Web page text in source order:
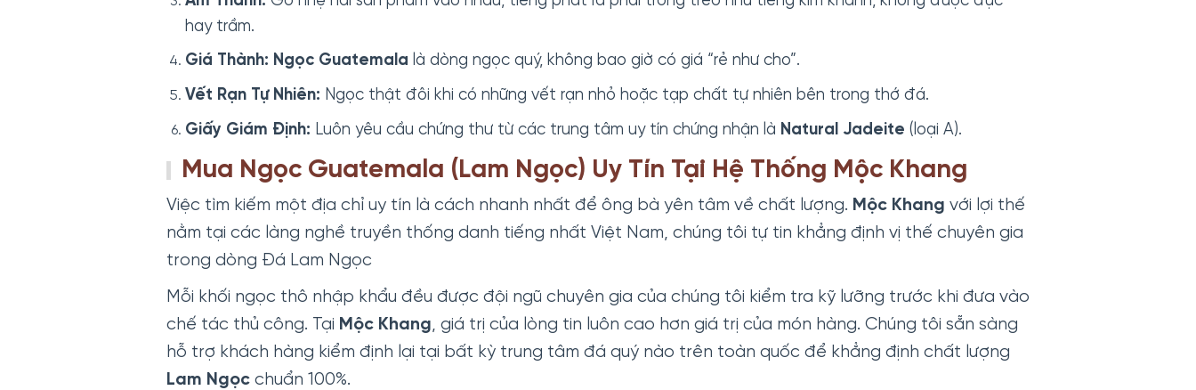
hay trầm.
Giá Thành: Ngọc Guatemala là dòng ngọc quý, không bao giờ có giá “rẻ như cho”.
Vết Rạn Tự Nhiên: Ngọc thật đôi khi có những vết rạn nhỏ hoặc tạp chất tự nhiên bên trong thớ đá.
Giấy Giám Định: Luôn yêu cầu chứng thư từ các trung tâm uy tín chứng nhận là Natural Jadeite (loại A).
Mua Ngọc Guatemala (Lam Ngọc) Uy Tín Tại Hệ Thống Mộc Khang
Việc tìm kiếm một địa chỉ uy tín là cách nhanh nhất để ông bà yên tâm về chất lượng. Mộc Khang với lợi thế
nằm tại các làng nghề truyền thống danh tiếng nhất Việt Nam, chúng tôi tự tin khẳng định vị thế chuyên gia
trong dòng Đá Lam Ngọc
Mỗi khối ngọc thô nhập khẩu đều được đội ngũ chuyên gia của chúng tôi kiểm tra kỹ lưỡng trước khi đưa vào
chế tác thủ công. Tại Mộc Khang, giá trị của lòng tin luôn cao hơn giá trị của món hàng. Chúng tôi sẵn sàng
hỗ trợ khách hàng kiểm định lại tại bất kỳ trung tâm đá quý nào trên toàn quốc để khẳng định chất lượng
Lam Ngọc chuẩn 100%.